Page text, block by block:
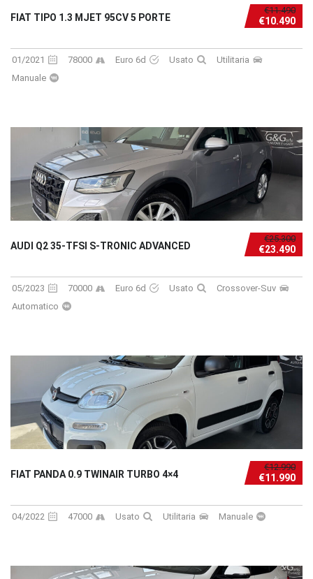
€11.490
€10.490
FIAT TIPO 1.3 MJET 95CV 5 PORTE
01/2021 78000 Euro 6d Usato
Utilitaria
Manuale
€25.300
€23.490
AUDI Q2 35-TFSI S-TRONIC ADVANCED
05/2023 70000 Euro 6d Usato
Crossover-Suv
Automatico
€12.990
€11.990
FIAT PANDA 0.9 TWINAIR TURBO 4×4
04/2022 47000 Usato Utilitaria Manuale